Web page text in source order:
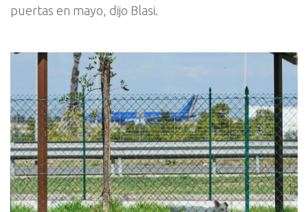
puertas en mayo, dijo Blasi.